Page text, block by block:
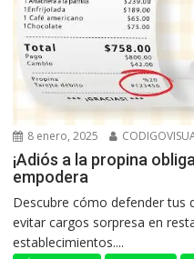
8 enero, 2025
¡Adiós a la propina
empodera
Descubre cómo defender tus
evitar cargos sorpresa en
establecimientos....